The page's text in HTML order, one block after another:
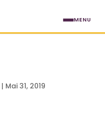
| Mai 31, 2019
MENU